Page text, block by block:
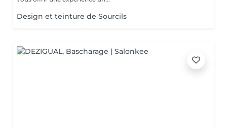
Design et teinture de Sourcils